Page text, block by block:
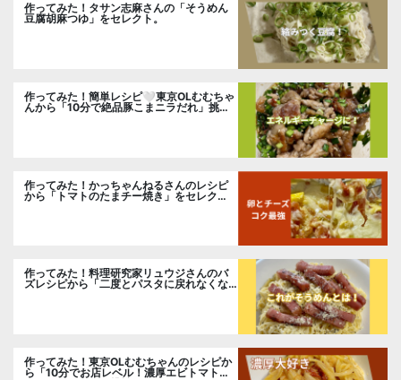
作ってみた！タサン志麻さんの「そうめん
豆腐胡麻つゆ」をセレクト。
作ってみた！簡単レシピ🤍東京OLむむちゃ
んから「10分で絶品豚こまニラだれ」挑
作ってみた！かっちゃんねるさんのレシピ
から「トマトのたまチー焼き」をセレク
ト。
作ってみた！料理研究家リュウジさんのバ
ズレシピから「二度とパスタに戻れなくな
作ってみた！東京OLむむちゃんのレシピか
ら「10分でお店レベル！濃厚エビトマトク